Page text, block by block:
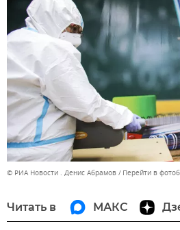
© РИА Новости . Денис Абрамов Перейти в
Читать в МАКС